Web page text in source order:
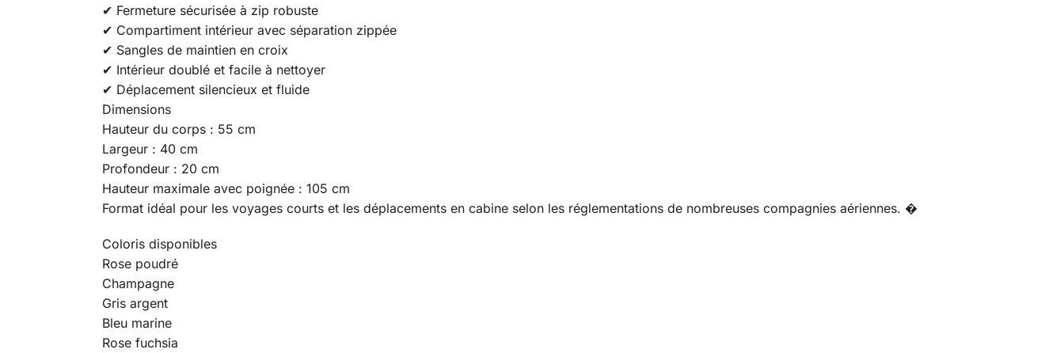
✔ Fermeture sécurisée à zip robuste
✔ Compartiment intérieur avec séparation zippée
✔ Sangles de maintien en croix
✔ Intérieur doublé et facile à nettoyer
✔ Déplacement silencieux et fluide
Dimensions
Hauteur du corps : 55 cm
Largeur : 40 cm
Profondeur : 20 cm
Hauteur maximale avec poignée : 105 cm
Format idéal pour les voyages courts et les déplacements en cabine selon les réglementations de nombreuses compagnies aériennes. �
Coloris disponibles
Rose poudré
Champagne
Gris argent
Bleu marine
Rose fuchsia